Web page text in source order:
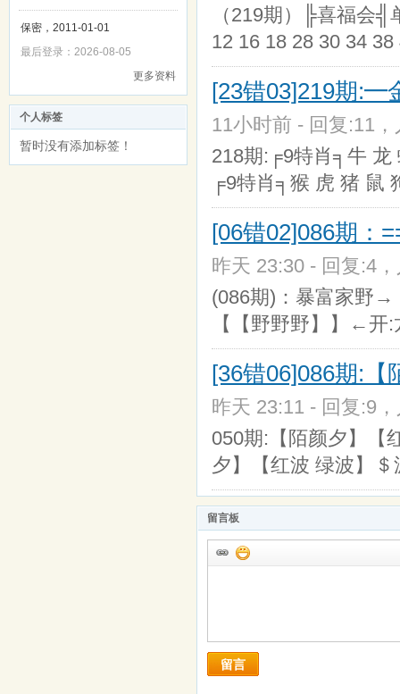
保密，2011-01-01
最后登录：2026-08-05
更多资料
个人标签
暂时没有添加标签！
（219期）╠喜福会╣
12 16 18 28 30 34 38
[23错03]219期:━
11小时前 - 回复:11
218期:╒9特肖╕牛 龙
╒9特肖╕猴 虎 猪 鼠
[06错02]086期：
昨天 23:30 - 回复:4
(086期)：暴富家野
【【野野野】】←开
[36错06]086期:【
昨天 23:11 - 回复:9
050期:【陌颜夕】【
夕】【红波 绿波】
留言板
留言